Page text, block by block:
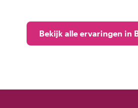
Bekijk alle ervaringen in